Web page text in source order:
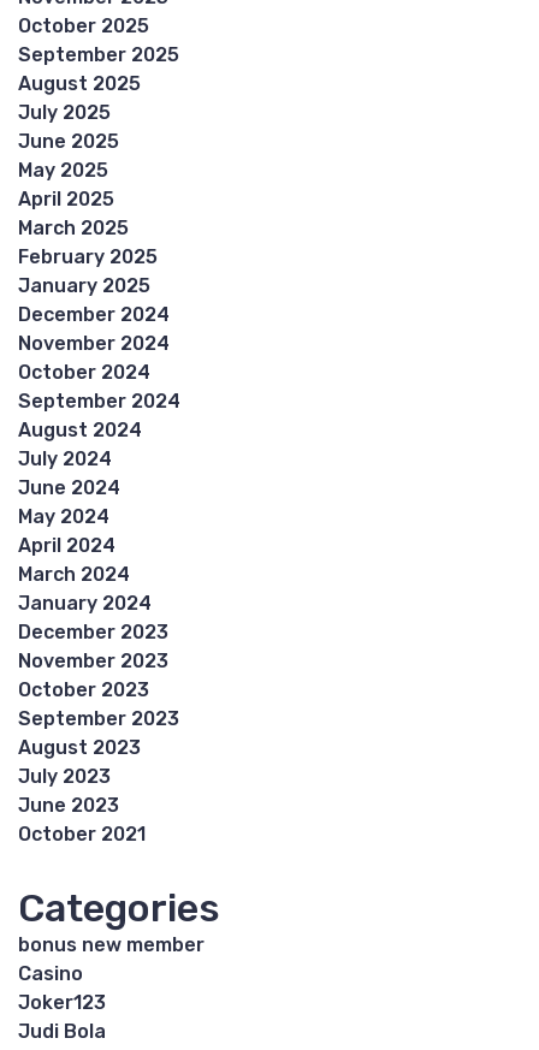
October 2025
September 2025
August 2025
July 2025
June 2025
May 2025
April 2025
March 2025
February 2025
January 2025
December 2024
November 2024
October 2024
September 2024
August 2024
July 2024
June 2024
May 2024
April 2024
March 2024
January 2024
December 2023
November 2023
October 2023
September 2023
August 2023
July 2023
June 2023
October 2021
Categories
bonus new member
Casino
Joker123
Judi Bola